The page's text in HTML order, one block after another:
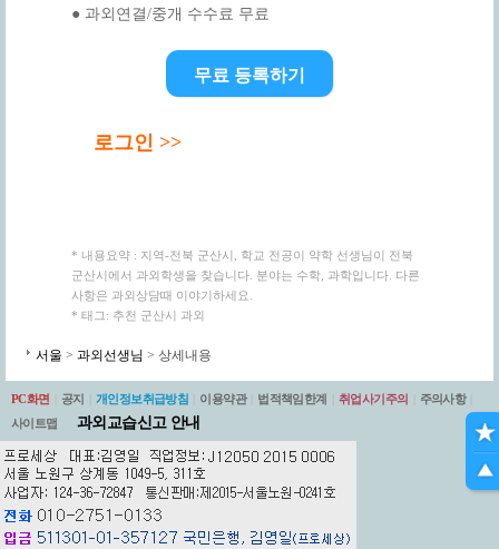
● 과외연결/중개 수수료 무료
무료 등록하기
로그인 >>
* 내용요약 : 지역-전북 군산시, 학교 전공이 약학 선생님이 전북
군산시에서 과외학생을 찾습니다. 분야는 수학, 과학입니다. 다른
사항은 과외상담때 이야기하세요.
* 태그: 추천 군산시 과외
서울 > 과외선생님 > 상세내용
PC화면 공지 개인정보취급방침 이용약관 법적책임한계 취업사기주의 주의사항
사이트맵
과외교습신고 안내